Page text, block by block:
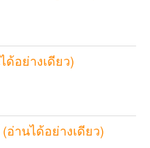
อย่างเดียว)
อ่านได้อย่างเดียว)